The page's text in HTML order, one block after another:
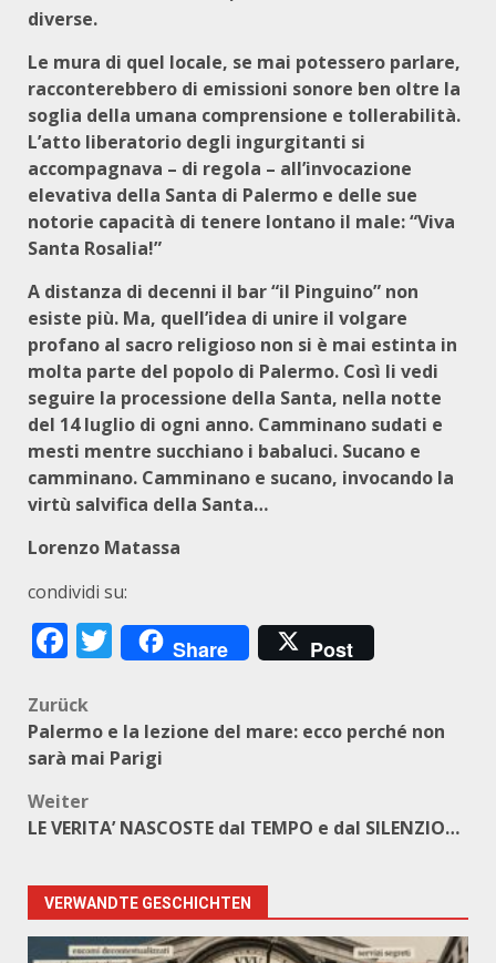
diverse.
Le mura di quel locale, se mai potessero parlare,
racconterebbero di emissioni sonore ben oltre la
soglia della umana comprensione e tollerabilità.
L’atto liberatorio degli ingurgitanti si
accompagnava – di regola – all’invocazione
elevativa della Santa di Palermo e delle sue
notorie capacità di tenere lontano il male: “Viva
Santa Rosalia!”
A distanza di decenni il bar “il Pinguino” non
esiste più. Ma, quell’idea di unire il volgare
profano al sacro religioso non si è mai estinta in
molta parte del popolo di Palermo. Così li vedi
seguire la processione della Santa, nella notte
del 14 luglio di ogni anno. Camminano sudati e
mesti mentre succhiano i babaluci. Sucano e
camminano. Camminano e sucano, invocando la
virtù salvifica della Santa…
Lorenzo Matassa
condividi su:
Facebook
Twitter
Share Post
Beitragsnavigation
Zurück
Palermo e la lezione del mare: ecco perché non
sarà mai Parigi
Weiter
LE VERITA’ NASCOSTE dal TEMPO e dal SILENZIO…
VERWANDTE GESCHICHTEN